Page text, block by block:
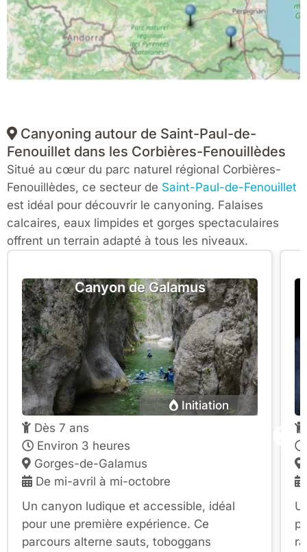
Canyoning autour de Saint-Paul-de-
Fenouillet dans les Corbières-Fenouillèdes
Situé au cœur du parc naturel régional Corbières-
Fenouillèdes, ce secteur de Saint-Paul-de-Fenouillet
est idéal pour découvrir le canyoning. Falaises
calcaires, eaux limpides et gorges spectaculaires
offrent un terrain adapté à tous les niveaux.
Canyon de Galamus
Initiation
Dès 7 ans
Environ 3 heures
Gorges-de-Galamus
De mi-avril à mi-octobre
Un canyon ludique et accessible, idéal
pour une première expérience. Ce
parcours alterne sauts, toboggans